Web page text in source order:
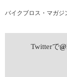
バイクブロス・マガジ
Twitterで